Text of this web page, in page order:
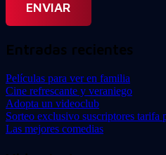
Entradas recientes
Películas para ver en familia
Cine refrescante y veraniego
Adopta un videoclub
Sorteo exclusivo suscriptores tarifa
Las mejores comedias